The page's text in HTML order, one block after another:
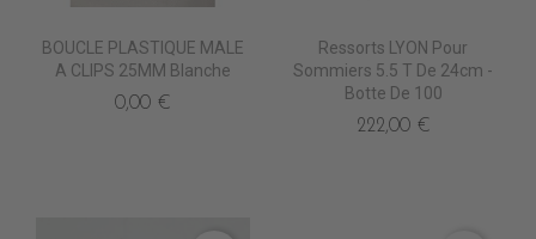
BOUCLE PLASTIQUE MALE
A CLIPS 25MM Blanche
0,00 €
Ressorts LYON Pour
Sommiers 5.5 T De 24cm -
Botte De 100
222,00 €